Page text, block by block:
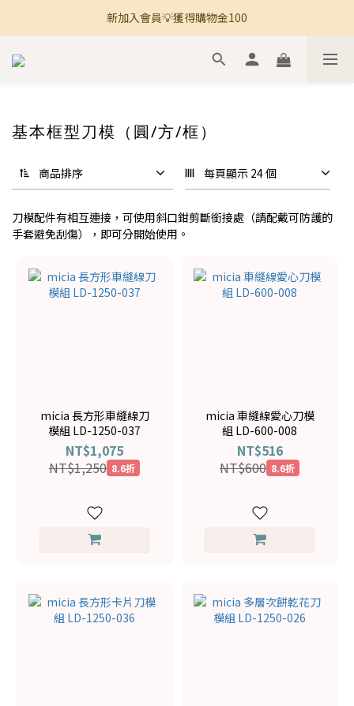
🚚 全館滿800免運 🚚
新加入會員💡獲得購物金100
🚚 全館滿800免運 🚚
基本框型刀模（圓/方/框）
商品排序 每頁顯示 24 個
刀模配件有相互連接，可使用斜口鉗剪斷銜接處（請配戴可防護的
手套避免刮傷），即可分開始使用。
micia 長方形車縫線刀
模組 LD-1250-037
NT$1,075
NT$1,250 8.6折
micia 車縫線愛心刀模
組 LD-600-008
NT$516
NT$600 8.6折